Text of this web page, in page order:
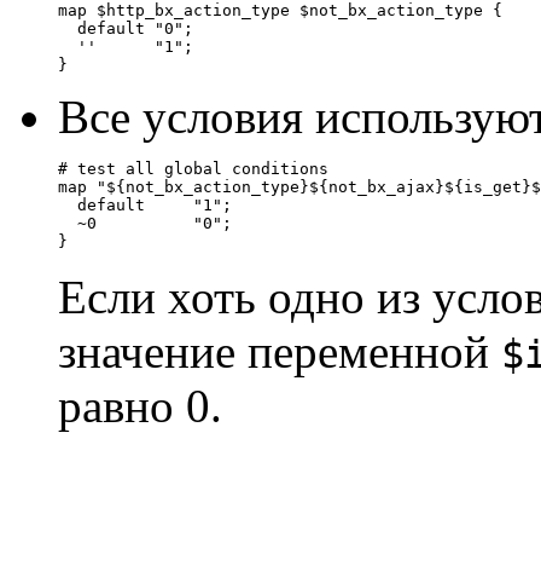
map $http_bx_action_type $not_bx_action_type {
  default "0";
  ''      "1";
}
Все условия
# test all global conditions
map
  default     "1";
  ~0          "0";
}
Если хоть одно из
значение переменной
равно 0.